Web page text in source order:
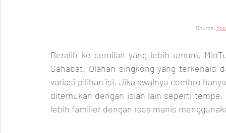
Source:
Beralih ke cemilan yang lebih umum,
Sahabat. Olahan singkong yang terkenald
variasi pilihan isi. Jika awalnya combro
ditemukan dengan isian lain seperti
lebih familier dengan rasa manis